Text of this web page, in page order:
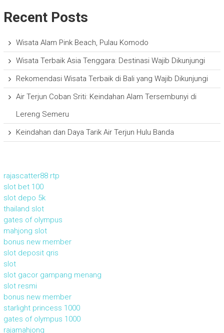
Recent Posts
Wisata Alam Pink Beach, Pulau Komodo
Wisata Terbaik Asia Tenggara: Destinasi Wajib Dikunjungi
Rekomendasi Wisata Terbaik di Bali yang Wajib Dikunjungi
Air Terjun Coban Sriti: Keindahan Alam Tersembunyi di
Lereng Semeru
Keindahan dan Daya Tarik Air Terjun Hulu Banda
rajascatter88 rtp
slot bet 100
slot depo 5k
thailand slot
gates of olympus
mahjong slot
bonus new member
slot deposit qris
slot
slot gacor gampang menang
slot resmi
bonus new member
starlight princess 1000
gates of olympus 1000
rajamahjong